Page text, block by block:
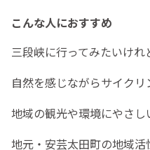
こんな人におすすめ
三段峡に行ってみたいけ
自然を感じながらサイク
地域の観光や環境にやさ
地元・安芸太田町の地域